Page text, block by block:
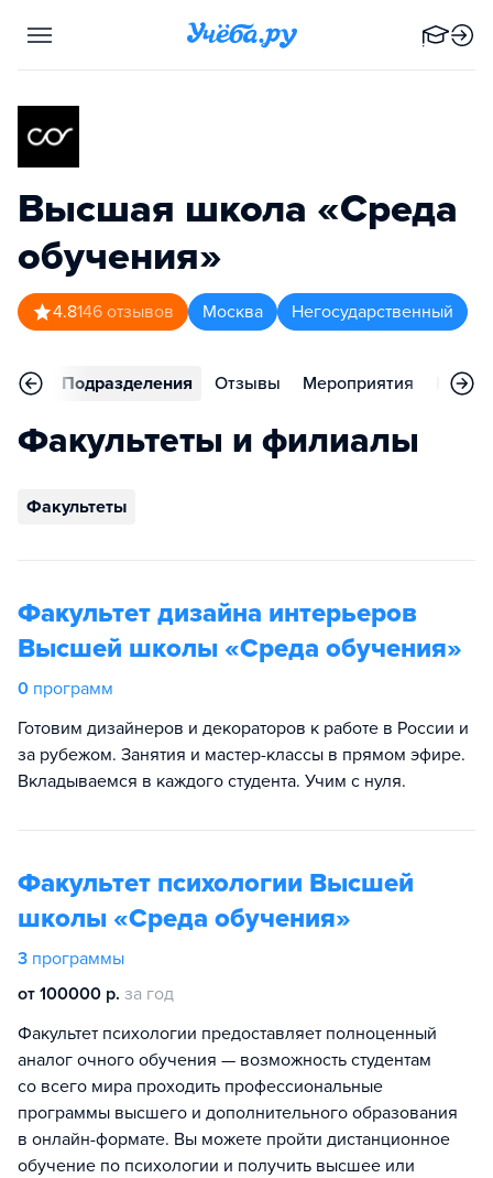
Высшая школа «Среда
обучения»
4.8146 отзывов Москва Негосударственный
Подразделения Отзывы Мероприятия
Факультеты и филиалы
Факультеты
Факультет дизайна интерьеров
Высшей школы «Среда обучения»
0 программ
Готовим дизайнеров и декораторов к работе в России и
за рубежом. Занятия и мастер-классы в прямом эфире.
Вкладываемся в каждого студента. Учим с нуля.
Факультет психологии Высшей
школы «Среда обучения»
3 программы
от 100000 р. за год
Факультет психологии предоставляет полноценный
аналог очного обучения — возможность студентам
со всего мира проходить профессиональные
программы высшего и дополнительного образования
в онлайн-формате. Вы можете пройти дистанционное
обучение по психологии и получить высшее или